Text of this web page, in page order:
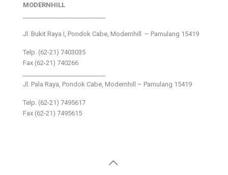
MODERNHILL
Jl. Bukit Raya I, Pondok Cabe, Modernhill – Pamulang 15419
Telp. (62-21) 7403035
Fax (62-21) 740266
Jl. Pala Raya, Pondok Cabe, Modernhill – Pamulang 15419
Telp. (62-21) 7495617
Fax (62-21) 7495615